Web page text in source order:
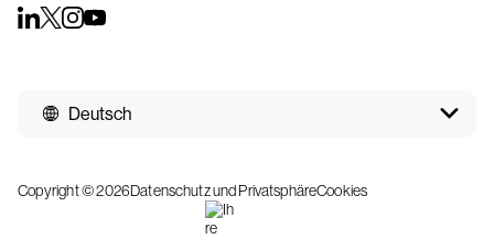
Deutsch
Copyright © 2026Datenschutz und PrivatsphäreCookies